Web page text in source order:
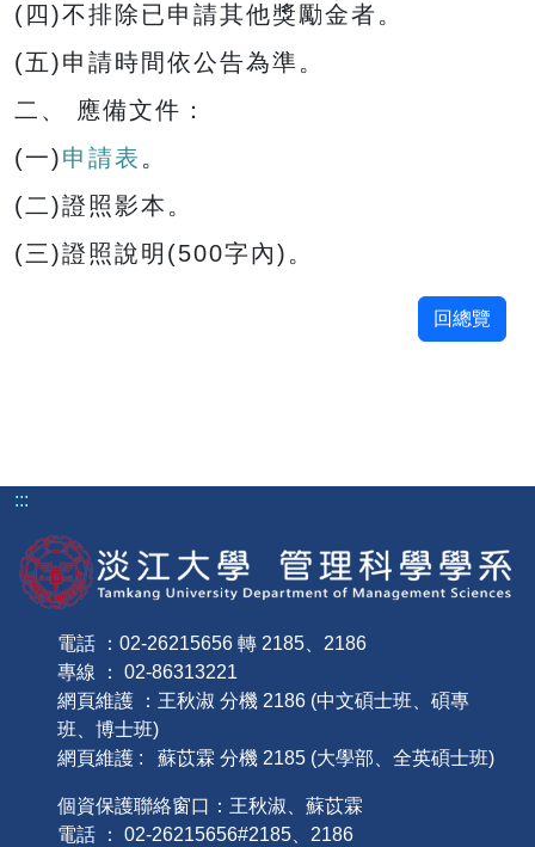
(四)不排除已申請其他獎勵金者。
(五)申請時間依公告為準。
二、 應備文件：
(一)申請表 。
(二)證照影本。
(三)證照說明(500字內)。
回總覽
:::
電話 ：02-26215656 轉 2185、2186
專線 ： 02-86313221
網頁維護 ：王秋淑 分機 2186 (中文碩士班、碩專
班、博士班)
網頁維護 : 蘇苡霖 分機 2185 (大學部、全英碩士班)
個資保護聯絡窗口：王秋淑、蘇苡霖
電話 ： 02-26215656#2185、2186